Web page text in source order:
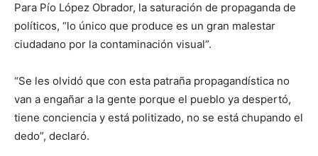
Para Pío López Obrador, la saturación de propaganda de
políticos, “lo único que produce es un gran malestar
ciudadano por la contaminación visual”.
“Se les olvidó que con esta patraña propagandística no
van a engañar a la gente porque el pueblo ya despertó,
tiene conciencia y está politizado, no se está chupando el
dedo”, declaró.